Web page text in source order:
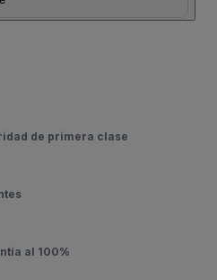
de primera clase
al 100%